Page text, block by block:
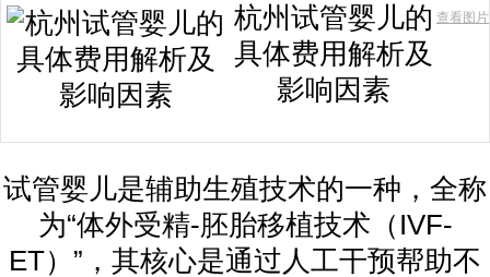
杭州试管婴儿的
具体费用解析及
影响因素
查看图片
试管婴儿是辅助生殖技术的一种，全称
为“体外受精-胚胎移植技术（IVF-
ET）”，其核心是通过人工干预帮助不